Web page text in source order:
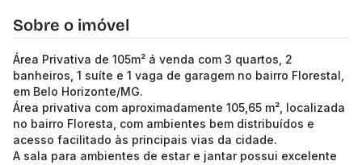
Sobre o imóvel
Área Privativa de 105m² á venda com 3 quartos, 2
banheiros, 1 suíte e 1 vaga de garagem no bairro Florestal,
em Belo Horizonte/MG.
Área privativa com aproximadamente 105,65 m², localizada
no bairro Floresta, com ambientes bem distribuídos e
acesso facilitado às principais vias da cidade.
A sala para ambientes de estar e jantar possui excelente